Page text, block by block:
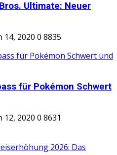
Ultimate: Neuer
14, 2020 0 8835
für Pokémon Schwert
12, 2020 0 8631